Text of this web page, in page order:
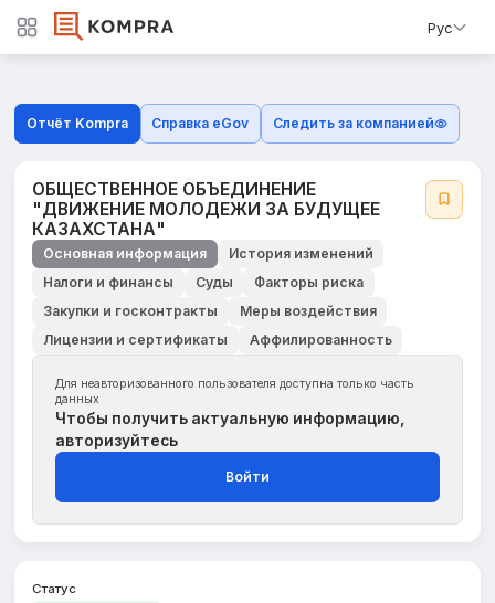
Рус
Отчёт Kompra Справка eGov Следить за компанией
ОБЩЕСТВЕННОЕ ОБЪЕДИНЕНИЕ
"ДВИЖЕНИЕ МОЛОДЕЖИ ЗА БУДУЩЕЕ
КАЗАХСТАНА"
Основная информация
История изменений
Налоги и финансы
Суды
Факторы риска
Закупки и госконтракты
Меры воздействия
Лицензии и сертификаты
Аффилированность
Для неавторизованного пользователя доступна только часть
данных
Чтобы получить актуальную информацию,
авторизуйтесь
Войти
Статус